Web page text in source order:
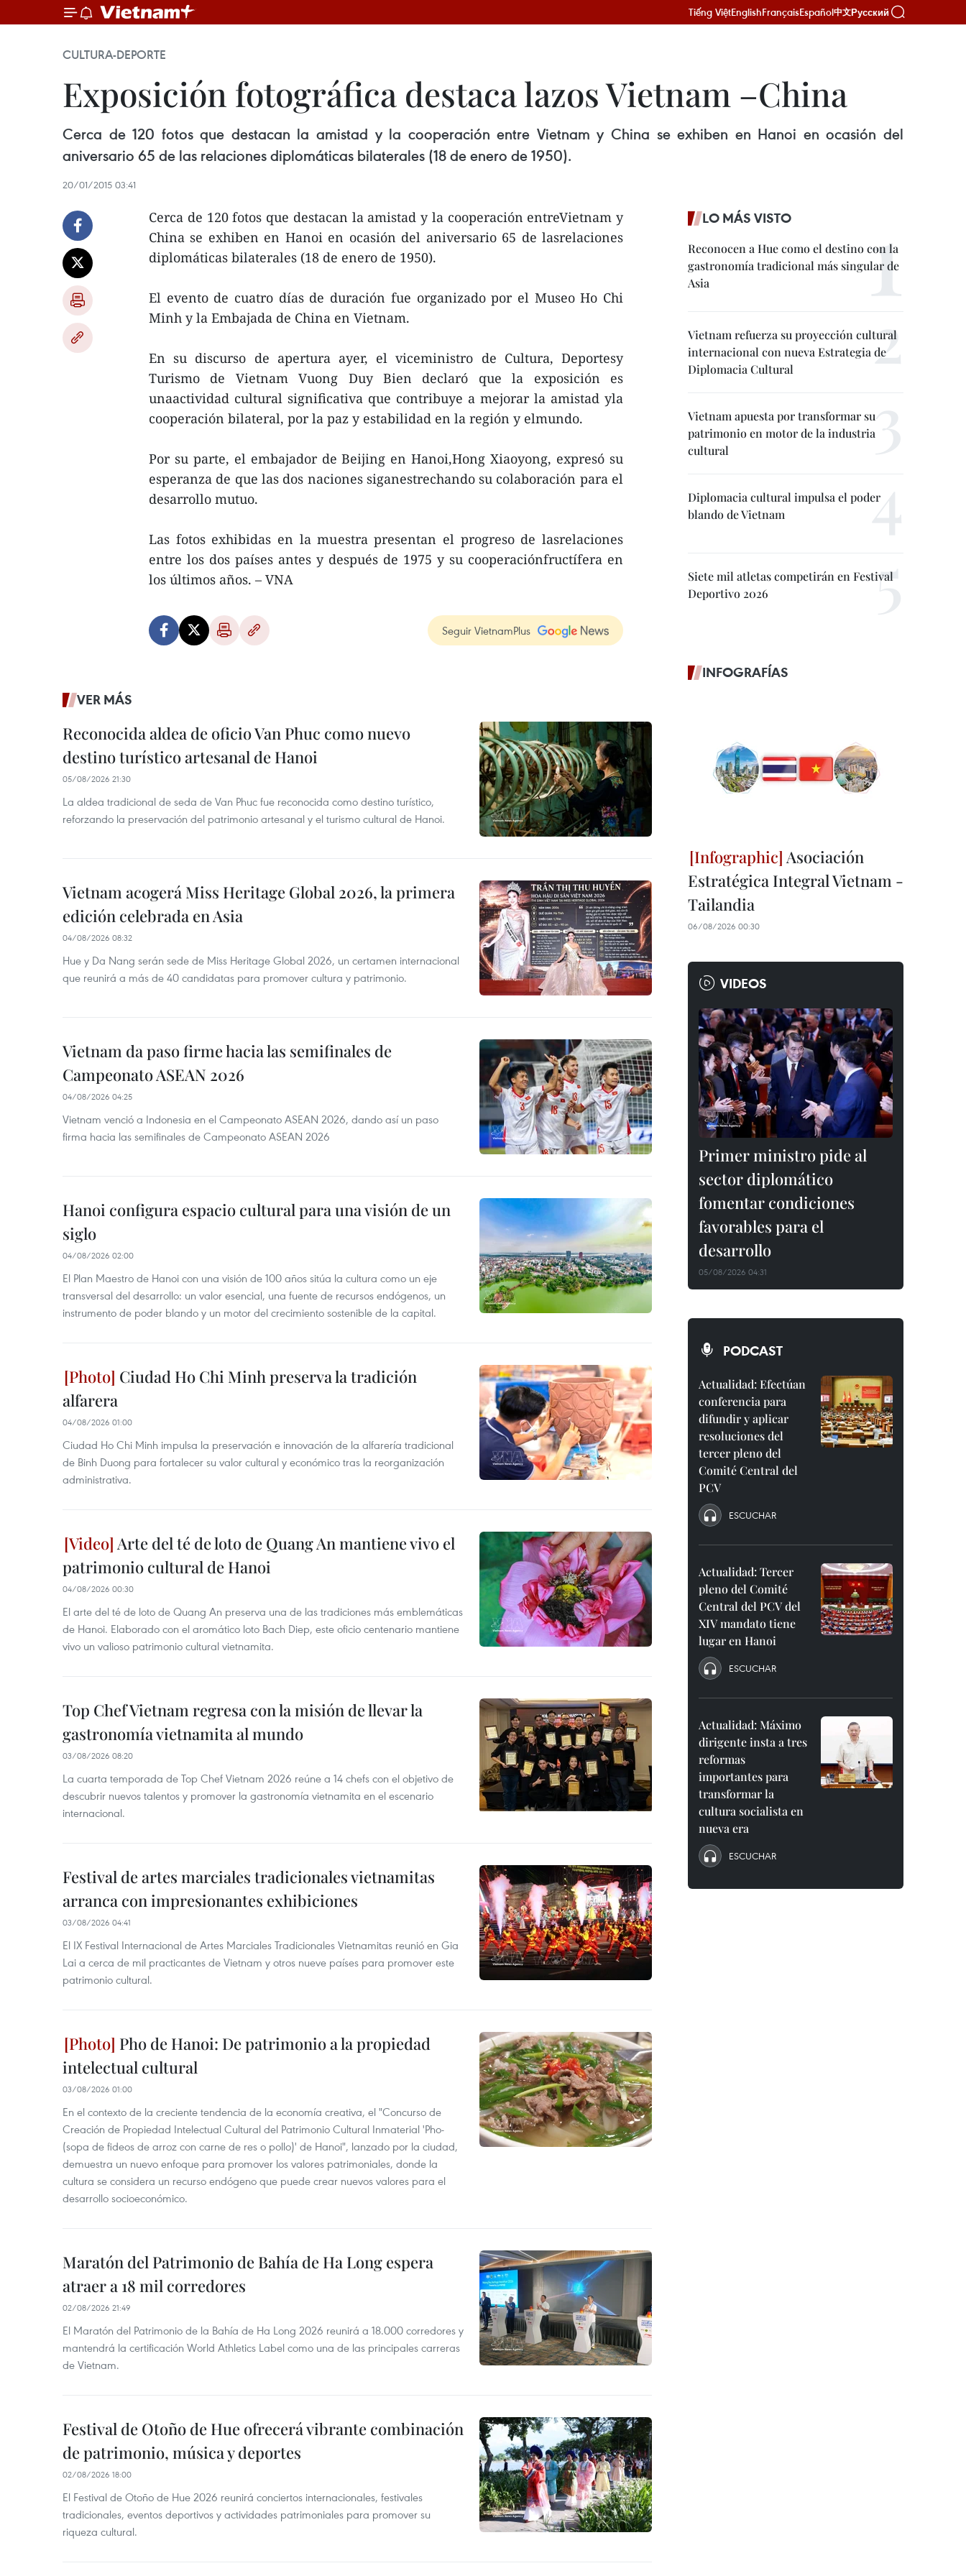
Tiếng ViệtEnglishFrançaisEspañol中文Русский
CULTURA-DEPORTE
Exposición fotográfica destaca lazos Vietnam –China
Cerca de 120 fotos que destacan la amistad y la cooperación entre Vietnam y China se exhiben en Hanoi en ocasión del
aniversario 65 de las relaciones diplomáticas bilaterales (18 de enero de 1950).
20/01/2015 03:41
Cerca de 120 fotos que destacan la amistad y la cooperación entreVietnam y
China se exhiben en Hanoi en ocasión del aniversario 65 de lasrelaciones
diplomáticas bilaterales (18 de enero de 1950).
El evento de cuatro días de duración fue organizado por el Museo Ho Chi
Minh y la Embajada de China en Vietnam.
En su discurso de apertura ayer, el viceministro de Cultura, Deportesy
Turismo de Vietnam Vuong Duy Bien declaró que la exposición es
unaactividad cultural significativa que contribuye a mejorar la amistad yla
cooperación bilateral, por la paz y estabilidad en la región y elmundo.
Por su parte, el embajador de Beijing en Hanoi,Hong Xiaoyong, expresó su
esperanza de que las dos naciones siganestrechando su colaboración para el
desarrollo mutuo.
Las fotos exhibidas en la muestra presentan el progreso de lasrelaciones
entre los dos países antes y después de 1975 y su cooperaciónfructífera en
los últimos años. – VNA
Seguir VietnamPlus
VER MÁS
Reconocida aldea de oficio Van Phuc como nuevo
destino turístico artesanal de Hanoi
05/08/2026 21:30
La aldea tradicional de seda de Van Phuc fue reconocida como destino turístico,
reforzando la preservación del patrimonio artesanal y el turismo cultural de Hanoi.
Vietnam acogerá Miss Heritage Global 2026, la primera
edición celebrada en Asia
04/08/2026 08:32
Hue y Da Nang serán sede de Miss Heritage Global 2026, un certamen internacional
que reunirá a más de 40 candidatas para promover cultura y patrimonio.
Vietnam da paso firme hacia las semifinales de
Campeonato ASEAN 2026
04/08/2026 04:25
Vietnam venció a Indonesia en el Campeonato ASEAN 2026, dando así un paso
firma hacia las semifinales de Campeonato ASEAN 2026
Hanoi configura espacio cultural para una visión de un
siglo
04/08/2026 02:00
El Plan Maestro de Hanoi con una visión de 100 años sitúa la cultura como un eje
transversal del desarrollo: un valor esencial, una fuente de recursos endógenos, un
instrumento de poder blando y un motor del crecimiento sostenible de la capital.
Ciudad Ho Chi Minh preserva la tradición
alfarera
04/08/2026 01:00
Ciudad Ho Chi Minh impulsa la preservación e innovación de la alfarería tradicional
de Binh Duong para fortalecer su valor cultural y económico tras la reorganización
administrativa.
Arte del té de loto de Quang An mantiene vivo el
patrimonio cultural de Hanoi
04/08/2026 00:30
El arte del té de loto de Quang An preserva una de las tradiciones más emblemáticas
de Hanoi. Elaborado con el aromático loto Bach Diep, este oficio centenario mantiene
vivo un valioso patrimonio cultural vietnamita.
Top Chef Vietnam regresa con la misión de llevar la
gastronomía vietnamita al mundo
03/08/2026 08:20
La cuarta temporada de Top Chef Vietnam 2026 reúne a 14 chefs con el objetivo de
descubrir nuevos talentos y promover la gastronomía vietnamita en el escenario
internacional.
Festival de artes marciales tradicionales vietnamitas
arranca con impresionantes exhibiciones
03/08/2026 04:41
El IX Festival Internacional de Artes Marciales Tradicionales Vietnamitas reunió en Gia
Lai a cerca de mil practicantes de Vietnam y otros nueve países para promover este
patrimonio cultural.
Pho de Hanoi: De patrimonio a la propiedad
intelectual cultural
03/08/2026 01:00
En el contexto de la creciente tendencia de la economía creativa, el "Concurso de
Creación de Propiedad Intelectual Cultural del Patrimonio Cultural Inmaterial 'Pho-
(sopa de fideos de arroz con carne de res o pollo)' de Hanoi", lanzado por la ciudad,
demuestra un nuevo enfoque para promover los valores patrimoniales, donde la
cultura se considera un recurso endógeno que puede crear nuevos valores para el
desarrollo socioeconómico.
Maratón del Patrimonio de Bahía de Ha Long espera
atraer a 18 mil corredores
02/08/2026 21:49
El Maratón del Patrimonio de la Bahía de Ha Long 2026 reunirá a 18.000 corredores y
mantendrá la certificación World Athletics Label como una de las principales carreras
de Vietnam.
Festival de Otoño de Hue ofrecerá vibrante combinación
de patrimonio, música y deportes
02/08/2026 18:00
El Festival de Otoño de Hue 2026 reunirá conciertos internacionales, festivales
tradicionales, eventos deportivos y actividades patrimoniales para promover su
riqueza cultural.
LO MÁS VISTO
Reconocen a Hue como el destino con la
gastronomía tradicional más singular de
Asia
Vietnam refuerza su proyección cultural
internacional con nueva Estrategia de
Diplomacia Cultural
Vietnam apuesta por transformar su
patrimonio en motor de la industria
cultural
Diplomacia cultural impulsa el poder
blando de Vietnam
Siete mil atletas competirán en Festival
Deportivo 2026
INFOGRAFÍAS
Asociación
Estratégica Integral Vietnam -
Tailandia
06/08/2026 00:30
VIDEOS
Primer ministro pide al
sector diplomático
fomentar condiciones
favorables para el
desarrollo
05/08/2026 04:31
PODCAST
Actualidad: Efectúan
conferencia para
difundir y aplicar
resoluciones del
tercer pleno del
Comité Central del
PCV
ESCUCHAR
Actualidad: Tercer
pleno del Comité
Central del PCV del
XIV mandato tiene
lugar en Hanoi
ESCUCHAR
Actualidad: Máximo
dirigente insta a tres
reformas
importantes para
transformar la
cultura socialista en
nueva era
ESCUCHAR